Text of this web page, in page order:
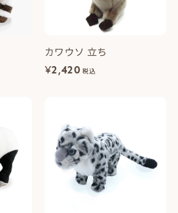
カワウソ 立ち
¥2,420 税込